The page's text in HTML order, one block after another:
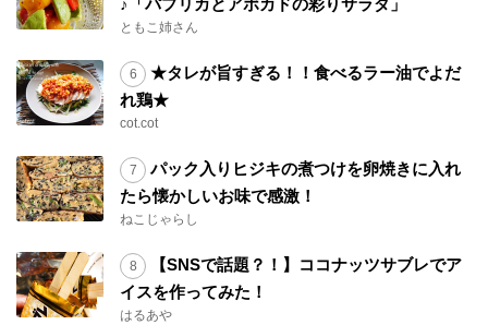
♪「パプリカとアボカドの彩りサラダ」
ともこ姉さん
★タレが旨すぎる！！食べるラー油でよだ
れ鶏★
cot.cot
パック入りヒジキの煮つけを卵焼きに入れ
たら懐かしいお味で感激！
ねこじゃらし
【SNSで話題？！】ココナッツサブレでア
イスを作ってみた！
はるあや